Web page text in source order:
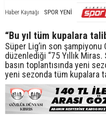
Haber Kaynağı SPOR YENİ
“Bu yıl tüm kupalara
Süper Lig’in son şampiyonu
düzenlediği “75 Yıllık
basın toplantısında yeni
yeni sezonda tüm kupalara